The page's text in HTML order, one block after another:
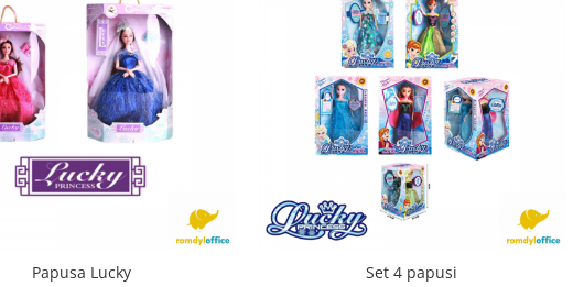
Papusa Lucky Set 4 papusi